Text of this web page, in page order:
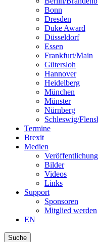
Bonn
Dresden
Duke Award
Düsseldorf
Essen
Frankfurt/Main
Gütersloh
Hannover
Heidelberg
München
Münster
Nürnberg
Schleswig/
Termine
Brexit
Medien
Bilder
Videos
Links
Support
Sponsoren
Mitglied werden
EN
Suche